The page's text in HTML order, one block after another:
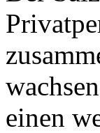
einen